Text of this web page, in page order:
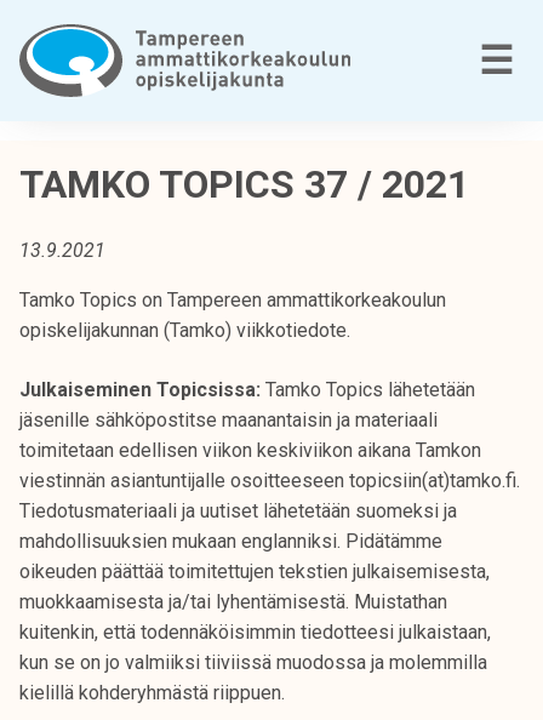
sisältöön
a
m
e
r
n
a
m
m
a
k
o
r
☰
TAMKO TOPICS 37 / 2021
13.9.2021
Tamko Topics on Tampereen ammattikorkeakoulun
opiskelijakunnan (Tamko) viikkotiedote.
Julkaiseminen Topicsissa: Tamko Topics lähetetään
jäsenille sähköpostitse maanantaisin ja materiaali
toimitetaan edellisen viikon keskiviikon aikana Tamkon
viestinnän asiantuntijalle osoitteeseen topicsiin(at)tamko.fi.
Tiedotusmateriaali ja uutiset lähetetään suomeksi ja
mahdollisuuksien mukaan englanniksi. Pidätämme
oikeuden päättää toimitettujen tekstien julkaisemisesta,
muokkaamisesta ja/tai lyhentämisestä. Muistathan
kuitenkin, että todennäköisimmin tiedotteesi julkaistaan,
kun se on jo valmiiksi tiiviissä muodossa ja molemmilla
kielillä kohderyhmästä riippuen.